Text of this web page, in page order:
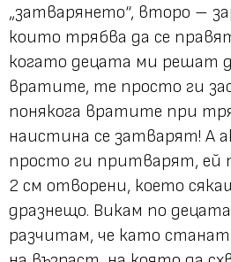
„затварянето“, второ –
които трябва да се
когато децата ми решат
вратите, те просто ги
понякога вратите при
наистина се затварят! А
просто ги притварят, ей
2 см отворени, което
дразнещо. Викам по
разчитам, че като станат